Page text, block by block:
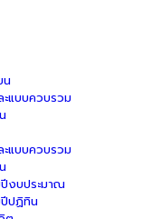
น
ะแบบควบรวม
ะแบบควบรวม
ปีงบประมาณ
ปีปฏิทิน